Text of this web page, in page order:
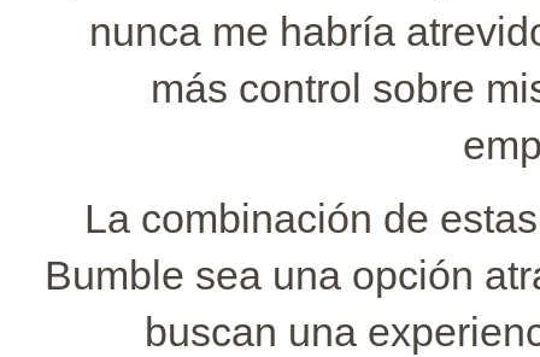
nunca me habría
más control sobre
La combinación de
Bumble sea una opción
buscan una